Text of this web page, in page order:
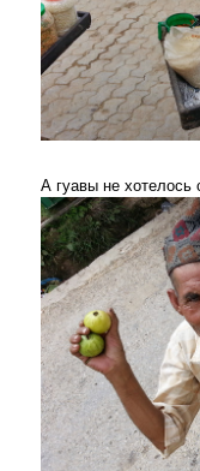
А гуавы не хотелось